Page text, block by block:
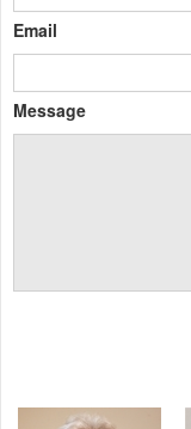
Email
Message